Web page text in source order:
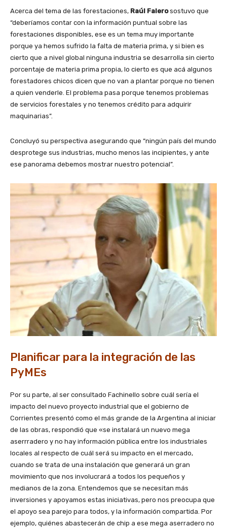
Acerca del tema de las forestaciones, Raúl Falerosostuvo que
“deberíamos contar con la información puntual sobre las
forestaciones disponibles, ese es un tema muy importante
porque ya hemos sufrido la falta de materia prima, y si bien es
cierto que a nivel global ninguna industria se desarrolla sin cierto
porcentaje de materia prima propia, lo cierto es que acá algunos
forestadores chicos dicen que no van a plantar porque no tienen
a quien venderle. El problema pasa porque tenemos problemas
de servicios forestales y no tenemos crédito para adquirir
maquinarias”.
Concluyó su perspectiva asegurando que “ningún país del mundo
desprotege sus industrias, mucho menos las incipientes, y ante
ese panorama debemos mostrar nuestro potencial”.
Planificar para la integración de las
PyMEs
Por su parte, al ser consultado Fachinello sobre cuál sería el
impacto del nuevo proyecto industrial que el gobierno de
Corrientes presentó como el más grande de la Argentina al iniciar
de las obras, respondió que «se instalará un nuevo mega
aserrradero y no hay información pública entre los industriales
locales al respecto de cuál será su impacto en el mercado,
cuando se trata de una instalación que generará un gran
movimiento que nos involucrará a todos los pequeños y
medianos de la zona. Entendemos que se necesitan más
inversiones y apoyamos estas iniciativas, pero nos preocupa que
el apoyo sea parejo para todos, y la información compartida. Por
ejemplo, quiénes abastecerán de chip a ese mega aserradero no